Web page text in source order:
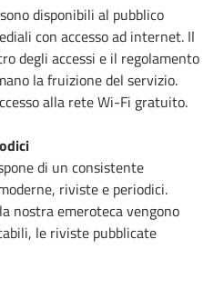
disponibili al pubblico
con accesso ad internet. Il
degli accessi e il regolamento
la fruizione del servizio.
alla rete Wi-Fi gratuito.
di un consistente
riviste e periodici.
nostra emeroteca vengono
le riviste pubblicate